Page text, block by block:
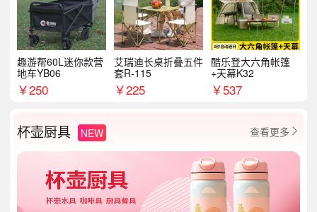
趣游帮60L迷你款营
地车YB06
￥250
艾瑞迪长桌折叠五件
套R-115
￥225
酷乐登大六角帐篷
+天幕K32
￥537
杯壶厨具 NEW 查看更多 